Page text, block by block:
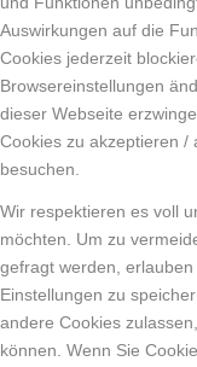
Auswirkungen auf die
Cookies jederzeit
Browsereinstellungen
dieser Webseite
Cookies zu akzeptieren /
besuchen.
Wir respektieren es voll
möchten. Um zu
gefragt werden,
Einstellungen zu
andere Cookies
können. Wenn Sie